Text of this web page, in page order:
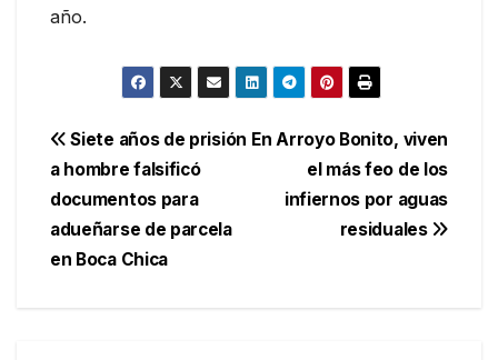
año.
Navegación
de
entradas
En Arroyo Bonito, viven
el más feo de los
infiernos por aguas
residuales
Siete años de prisión
a hombre falsificó
documentos para
adueñarse de parcela
en Boca Chica